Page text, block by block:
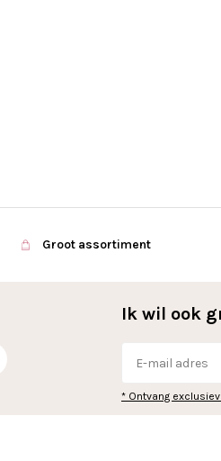
Groot assortiment
Ik wil ook
* Ontvang